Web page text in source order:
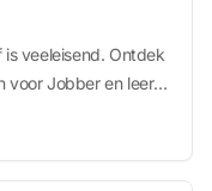
veeleisend. Ontdek
voor Jobber en leer